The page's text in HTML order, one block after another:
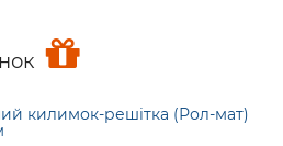
килимок-решітка (Рол-мат)